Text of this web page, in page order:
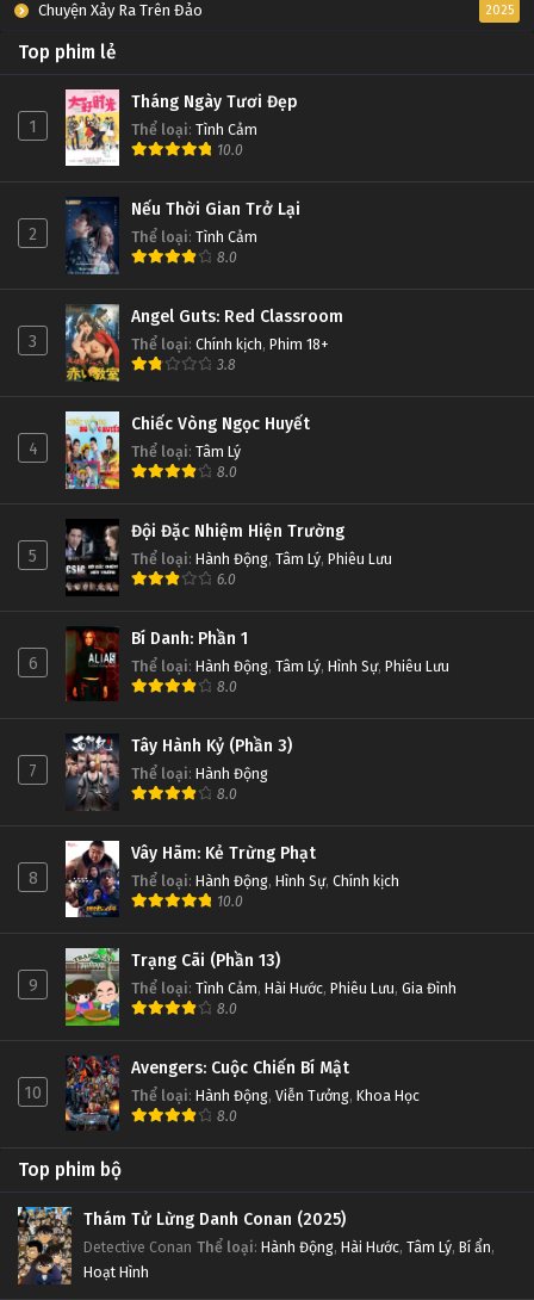
Chuyện Xảy Ra Trên Đảo 2025
Top phim lẻ
1
Tháng Ngày Tươi Đẹp
Thể loại: Tình Cảm
10.0
2
Nếu Thời Gian Trở Lại
Thể loại: Tình Cảm
8.0
3
Angel Guts: Red Classroom
Thể loại: Chính kịch, Phim 18+
3.8
4
Chiếc Vòng Ngọc Huyết
Thể loại: Tâm Lý
8.0
5
Đội Đặc Nhiệm Hiện Trường
Thể loại: Hành Động, Tâm Lý, Phiêu Lưu
6.0
6
Bí Danh: Phần 1
Thể loại: Hành Động, Tâm Lý, Hình Sự, Phiêu Lưu
8.0
7
Tây Hành Kỷ (Phần 3)
Thể loại: Hành Động
8.0
8
Vây Hãm: Kẻ Trừng Phạt
Thể loại: Hành Động, Hình Sự, Chính kịch
10.0
9
Trạng Cãi (Phần 13)
Thể loại: Tình Cảm, Hài Hước, Phiêu Lưu, Gia Đình
8.0
10
Avengers: Cuộc Chiến Bí Mật
Thể loại: Hành Động, Viễn Tưởng, Khoa Học
8.0
Top phim bộ
Thám Tử Lừng Danh Conan (2025)
Detective Conan Thể loại: Hành Động, Hài Hước, Tâm Lý, Bí ẩn,
Hoạt Hình